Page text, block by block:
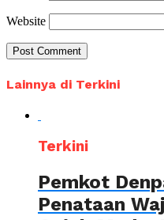
Website
Lainnya di Terkini
Terkini
Pemkot
Penataan